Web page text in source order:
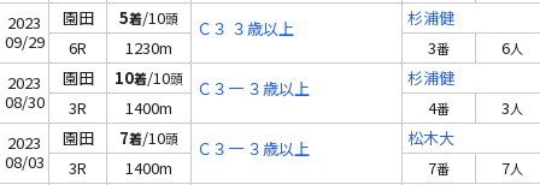
2023
09/29
園田 5着/10頭 Ｃ３ ３歳以上
杉浦健
6R
1230m 3番 6人
2023
08/30
園田 10着/10頭 Ｃ３一 ３歳以上
杉浦健
3R
1400m 4番 3人
2023
08/03
園田 7着/10頭 Ｃ３一 ３歳以上
松木大
3R
1400m 7番 7人